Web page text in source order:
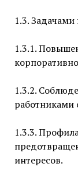
1.3.
1.3.1.
1.3.2.
работниками
1.3.3.
интересов.